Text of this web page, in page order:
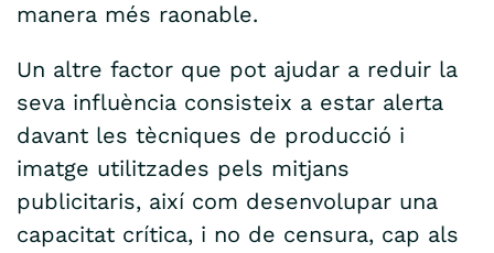
manera més raonable.
Un altre factor que pot ajudar a reduir la
seva influència consisteix a estar alerta
davant les tècniques de producció i
imatge utilitzades pels mitjans
publicitaris, així com desenvolupar una
capacitat crítica, i no de censura, cap als